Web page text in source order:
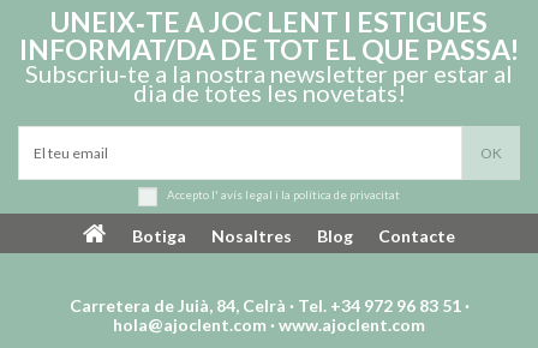
UNEIX‑TE A JOC LENT I ESTIGUES
INFORMAT/DA DE TOT EL QUE PASSA!
Subscriu‑te a la nostra newsletter per estar al
dia de totes les novetats!
Accepto l' avís legal i la política de privacitat
Botiga Nosaltres Blog Contacte
Carretera de Juià, 84, Celrà · Tel. +34 972 96 83 51 ·
hola@ajoclent.com ·www.ajoclent.com